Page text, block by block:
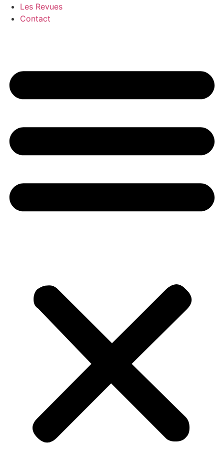
Les Revues
Contact